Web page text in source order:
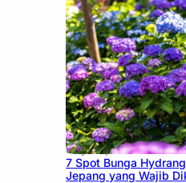
July 23, 2026
7 Spot Bunga
Jepang yang Wajib